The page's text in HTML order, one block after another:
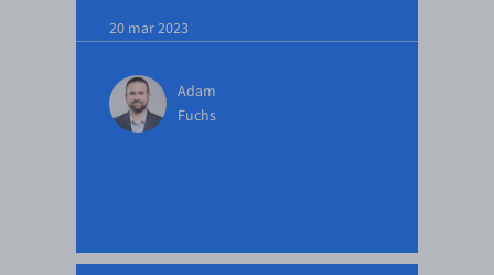
EUR/CAD
EUR/HKD
20 mar 2023
Adam
Fuchs